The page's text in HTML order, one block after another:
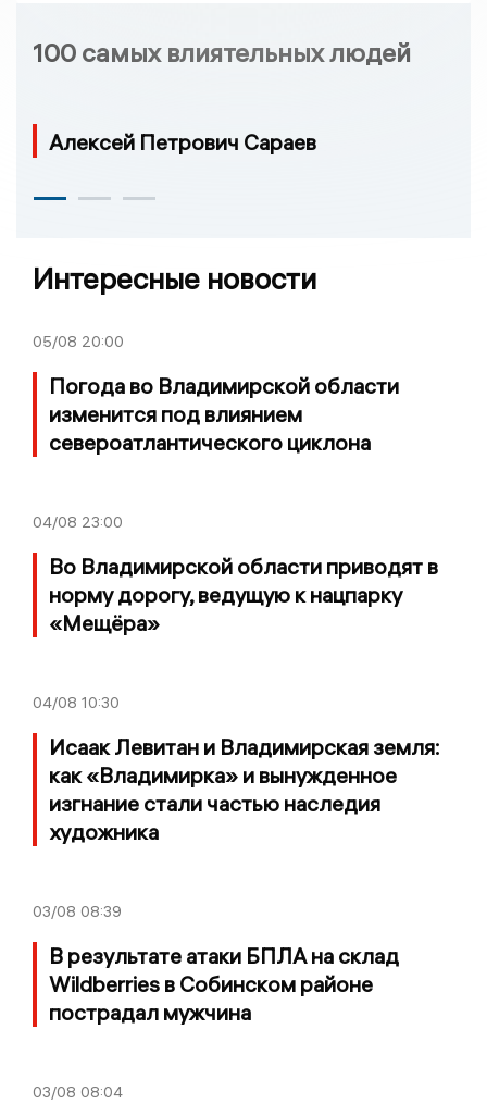
100 самых влиятельных людей
Алексей Петрович Сараев
Интересные новости
05/08 20:00
Погода во Владимирской области
изменится под влиянием
североатлантического циклона
04/08 23:00
Во Владимирской области приводят в
норму дорогу, ведущую к нацпарку
«Мещёра»
04/08 10:30
Исаак Левитан и Владимирская земля:
как «Владимирка» и вынужденное
изгнание стали частью наследия
художника
03/08 08:39
В результате атаки БПЛА на склад
Wildberries в Собинском районе
пострадал мужчина
03/08 08:04